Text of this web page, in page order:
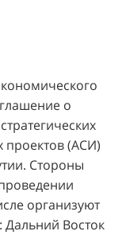
о
(АСИ)
Стороны
организуют
Дальний Восток